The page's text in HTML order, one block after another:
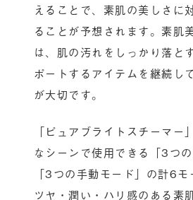
えることで、素肌の美しさに
ることが予想されます。素肌
は、肌の汚れをしっかり落と
ポートするアイテムを継続し
が大切です。
「ピュアブライトスチーマー
なシーンで使用できる「3つ
「3つの手動モード」の計6モ
ツヤ・潤い・ハリ感のある素